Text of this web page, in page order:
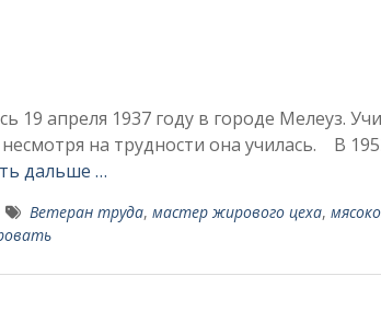
апреля 1937 году в городе Мелеуз.
на трудности она училась. В
дальше …
Ветеран труда, мастер жирового цеха,